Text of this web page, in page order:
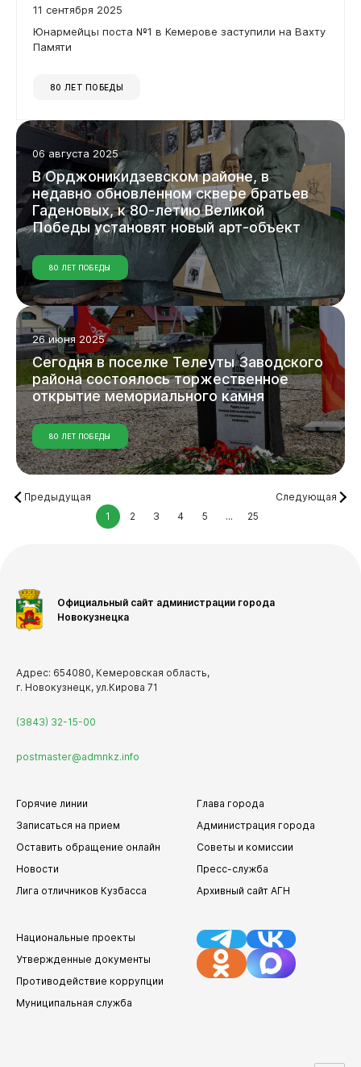
11 сентября 2025
Юнармейцы поста №1 в Кемерове заступили на Вахту
Памяти
80 ЛЕТ ПОБЕДЫ
06 августа 2025
ВОрджоникидзевскомрайоне,в
недавнообновленномскверебратьев
Гаденовых,к80-летиюВеликой
Победы установятновыйарт-объект
80 ЛЕТ ПОБЕДЫ
26 июня 2025
Сегоднявпоселке ТелеутыЗаводского
районасостоялосьторжественное
открытиемемориального камня
80 ЛЕТ ПОБЕДЫ
Предыдущая
1
2 3 4 5 ... 25
Следующая
Официальный сайт администрации города
Новокузнецка
Адрес: 654080, Кемеровская область,
г. Новокузнецк, ул.Кирова 71
(3843) 32-15-00
postmaster@admnkz.info
Горячие линии
Записаться на прием
Оставить обращение онлайн
Новости
Лига отличников Кузбасса
Глава города
Администрация города
Советы и комиссии
Пресс-служба
Архивный сайт АГН
Национальные проекты
Утвержденные документы
Противодействие коррупции
Муниципальная служба